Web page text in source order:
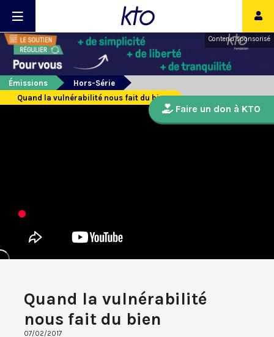
Contenu sponsorisé
Émissions
Hors-Série
Quand la vulnérabilité nous fait du bien
Quand la vulnérabilité
nous fait du bien
07/02/2017
Faire un don à KTO